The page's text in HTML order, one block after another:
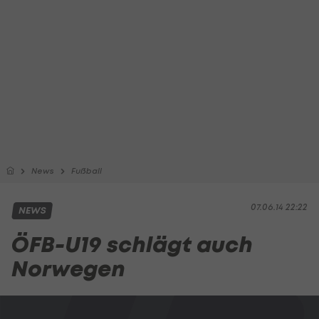
News Fußball
07.06.14 22:22
NEWS
ÖFB-U19 schlägt auch
Norwegen